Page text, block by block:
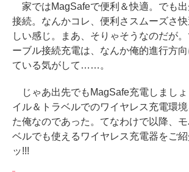
家ではMagSafeで便利＆快適。でも
接続。なんかコレ、便利さスムーズさ
しい感じ。まあ、そりゃそうなのだが
ーブル接続充電は、なんか俺的進行方
ている気がして……。
じゃあ出先でもMagSafe充電しまし
イル＆トラベルでのワイヤレス充電環
た俺なのであった。てなわけで以降、
ベルでも使えるワイヤレス充電器をご
ッ!!!